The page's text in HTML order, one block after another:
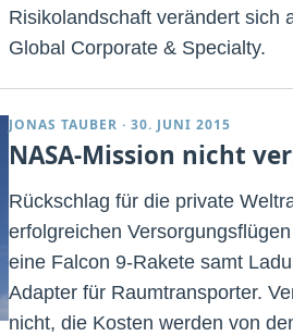
Risikolandschaft verändert sich
Global Corporate & Specialty.
JONAS TAUBER · 30. JUNI 2015
NASA-Mission nicht
Rückschlag für die private
erfolgreichen
eine Falcon 9-Rakete samt
Adapter für Raumtransporter.
nicht, die Kosten werden von